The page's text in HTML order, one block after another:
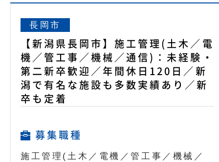
長岡市
【新潟県長岡市】施工管理(土木／電
機／管工事／機械／通信)：未経験・
第二新卒歓迎／年間休日120日／新
潟で有名な施設も多数実績あり／新
卒も定着
募集職種
施工管理(土木／電機／管工事／機械／